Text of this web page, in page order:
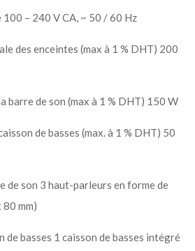
– 240 V CA, ~ 50 / 60 Hz
des enceintes (max à 1 % DHT) 200
barre de son (max à 1 % DHT) 150 W
de basses (max. à 1 % DHT) 50
de son 3 haut-parleurs en forme de
mm)
de basses 1 caisson de basses intégré